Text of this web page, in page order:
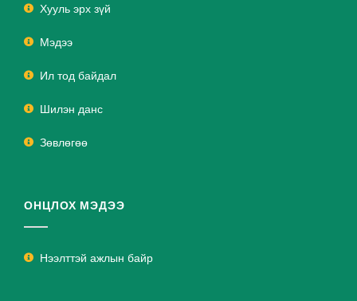
Хууль эрх зүй
Мэдээ
Ил тод байдал
Шилэн данс
Зөвлөгөө
ОНЦЛОХ МЭДЭЭ
Нээлттэй ажлын байр